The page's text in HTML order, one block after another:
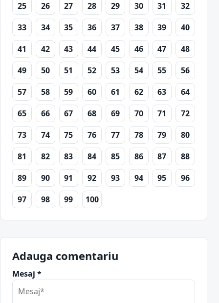
25
26 27 28 29 30 31
32
33
34 35 36 37 38 39
40
41
42 43 44 45 46 47
48
49
50 51 52 53 54 55
56
57
58 59 60 61 62 63
64
65
66 67 68 69 70 71
72
73
74 75 76 77 78 79
80
81
82 83 84 85 86 87
88
89
90 91 92 93 94 95
96
97
98 99 100
Adauga comentariu
Mesaj *